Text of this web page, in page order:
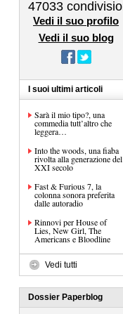
47033
Vedi il suo profilo
Vedi il suo blog
I suoi ultimi articoli
Sarà il mio tipo?, una
commedia tutt’altro che
leggera…
Into the woods, una fiaba
rivolta alla generazione del
XXI secolo
Fast & Furious 7, la
colonna sonora preferita
dalle autoradio
Rinnovi per House of
Lies, New Girl, The
Americans e Bloodline
Vedi tutti
Dossier Paperblog